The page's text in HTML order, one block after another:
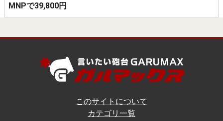
MNPで39,800円
このサイトについて
カテゴリ一覧